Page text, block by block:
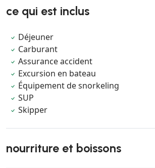
ce qui est inclus
Déjeuner
Carburant
Assurance accident
Excursion en bateau
Équipement de snorkeling
SUP
Skipper
nourriture et boissons